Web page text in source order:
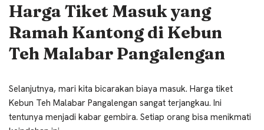
Harga Tiket Masuk yang
Ramah Kantong di Kebun
Teh Malabar Pangalengan
Selanjutnya, mari kita bicarakan biaya masuk. Harga tiket
Kebun Teh Malabar Pangalengan sangat terjangkau. Ini
tentunya menjadi kabar gembira. Setiap orang bisa menikmati